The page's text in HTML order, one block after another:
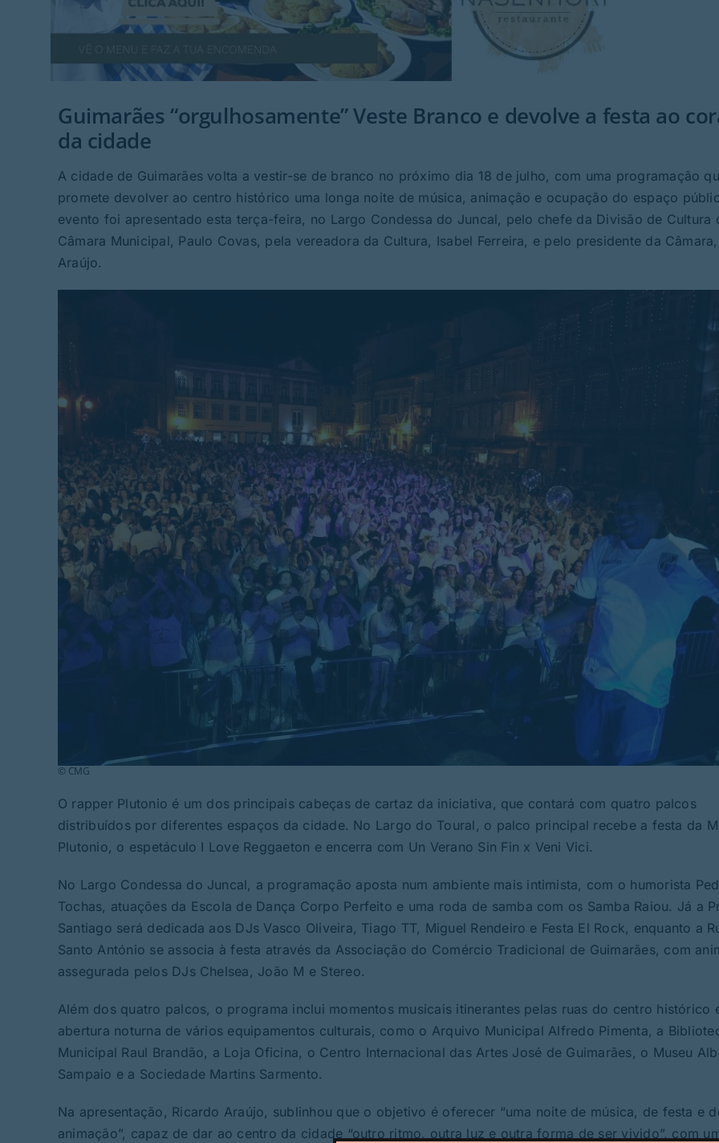
Guimarães “orgulhosamente” Veste Branco e devolve a festa ao
da cidade
A cidade de Guimarães volta a vestir-se de branco no próximo dia 18 de julho, com uma programação
promete devolver ao centro histórico uma longa noite de música, animação e ocupação do espaço
evento foi apresentado esta terça-feira, no Largo Condessa do Juncal, pelo chefe da Divisão de Cultura
Câmara Municipal, Paulo Covas, pela vereadora da Cultura, Isabel Ferreira, e pelo presidente da
Araújo.
© CMG
O rapper Plutonio é um dos principais cabeças de cartaz da iniciativa, que contará com quatro palcos
distribuídos por diferentes espaços da cidade. No Largo do Toural, o palco principal recebe a festa da
Plutonio, o espetáculo I Love Reggaeton e encerra com Un Verano Sin Fin x Veni Vici.
No Largo Condessa do Juncal, a programação aposta num ambiente mais intimista, com o humorista
Tochas, atuações da Escola de Dança Corpo Perfeito e uma roda de samba com os Samba Raiou. Já a
Santiago será dedicada aos DJs Vasco Oliveira, Tiago TT, Miguel Rendeiro e Festa El Rock, enquanto a
Santo António se associa à festa através da Associação do Comércio Tradicional de Guimarães, com
assegurada pelos DJs Chelsea, João M e Stereo.
Além dos quatro palcos, o programa inclui momentos musicais itinerantes pelas ruas do centro histórico
abertura noturna de vários equipamentos culturais, como o Arquivo Municipal Alfredo Pimenta, a
Municipal Raul Brandão, a Loja Oficina, o Centro Internacional das Artes José de Guimarães, o Museu
Sampaio e a Sociedade Martins Sarmento.
Na apresentação, Ricardo Araújo, sublinhou que o objetivo é oferecer “uma noite de música, de festa e
animação”, capaz de dar ao centro da cidade “outro ritmo, outra luz e outra forma de ser vivido”, com